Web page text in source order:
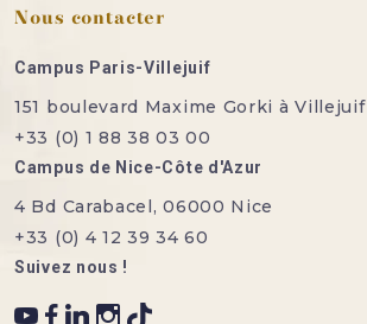
Nous contacter
Campus Paris-Villejuif
151 boulevard Maxime Gorki à Villejuif
+33 (0) 1 88 38 03 00
Campus de Nice-Côte d'Azur
4 Bd Carabacel, 06000 Nice
+33 (0) 4 12 39 34 60
Suivez nous !